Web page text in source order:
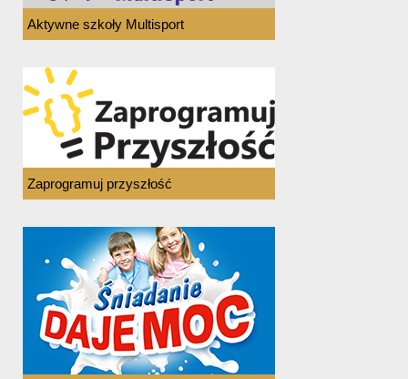
Aktywne szkoły Multisport
Zaprogramuj przyszłość